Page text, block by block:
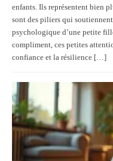
enfants. Ils représentent bien
sont des piliers qui
psychologique d’une petite
compliment, ces petites
confiance et la résilience […]